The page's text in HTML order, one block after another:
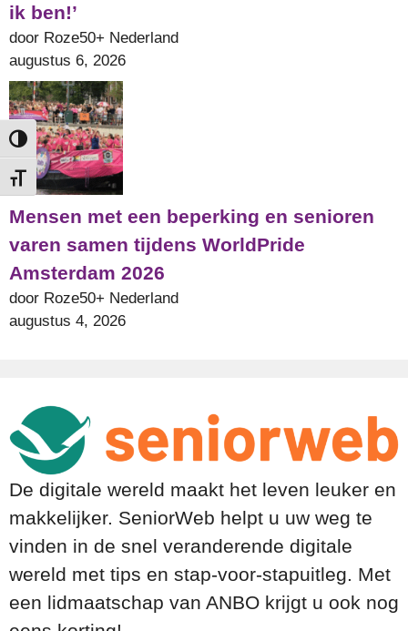
Keuze voor hoog contrast
Kies grootte van het lettertype
ik ben!’
door Roze50+ Nederland
augustus 6, 2026
Mensen met een beperking en senioren
varen samen tijdens WorldPride
Amsterdam 2026
door Roze50+ Nederland
augustus 4, 2026
De digitale wereld maakt het leven leuker en
makkelijker. SeniorWeb helpt u uw weg te
vinden in de snel veranderende digitale
wereld met tips en stap-voor-stapuitleg. Met
een lidmaatschap van ANBO krijgt u ook nog